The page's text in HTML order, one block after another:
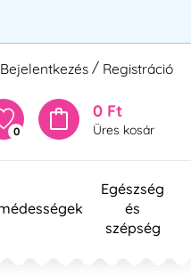
Bejelentkezés / Registráció
0
0 Ft
Üres kosár
Egészség
és
szépség